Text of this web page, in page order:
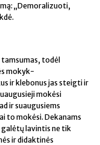
„Demoralizuoti,
tamsumas, todėl
mokyk-
ir klebonus jas steigti ir
mokėsi
ir suaugusiems
to mokėsi. Dekanams
lavintis ne tik
ir didaktinės